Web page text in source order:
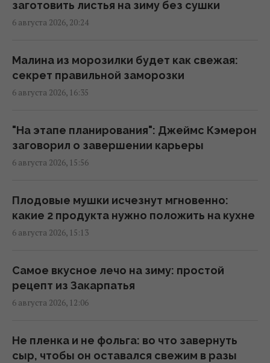
20:49 четверг, 06 августа 2026
отдых в горы и нарвалась на хейт
19:57 четверг, 06 августа 2026
определить по дате рождения
19:54 четверг, 06 августа 2026
2000-х впервые раскрыла, почему исчезла
со сцены
18:42 четверг, 06 августа 2026
Не Кировоград и не Елисаветград: как
назывался Кропивницкий изначально
17:15 четверг, 06 августа 2026
В Италии из-за жары популярные
достопримечательности будут работать
заготовить листья на зиму без сушки
6 августа 2026, 20:24
Малина из морозилки будет как свежая:
секрет правильной заморозки
6 августа 2026, 16:35
"На этапе планирования": Джеймс Кэмерон
заговорил о завершении карьеры
6 августа 2026, 15:56
Плодовые мушки исчезнут мгновенно:
какие 2 продукта нужно положить на кухне
6 августа 2026, 15:13
Самое вкусное лечо на зиму: простой
рецепт из Закарпатья
6 августа 2026, 12:06
Не пленка и не фольга: во что завернуть
сыр, чтобы он оставался свежим в разы